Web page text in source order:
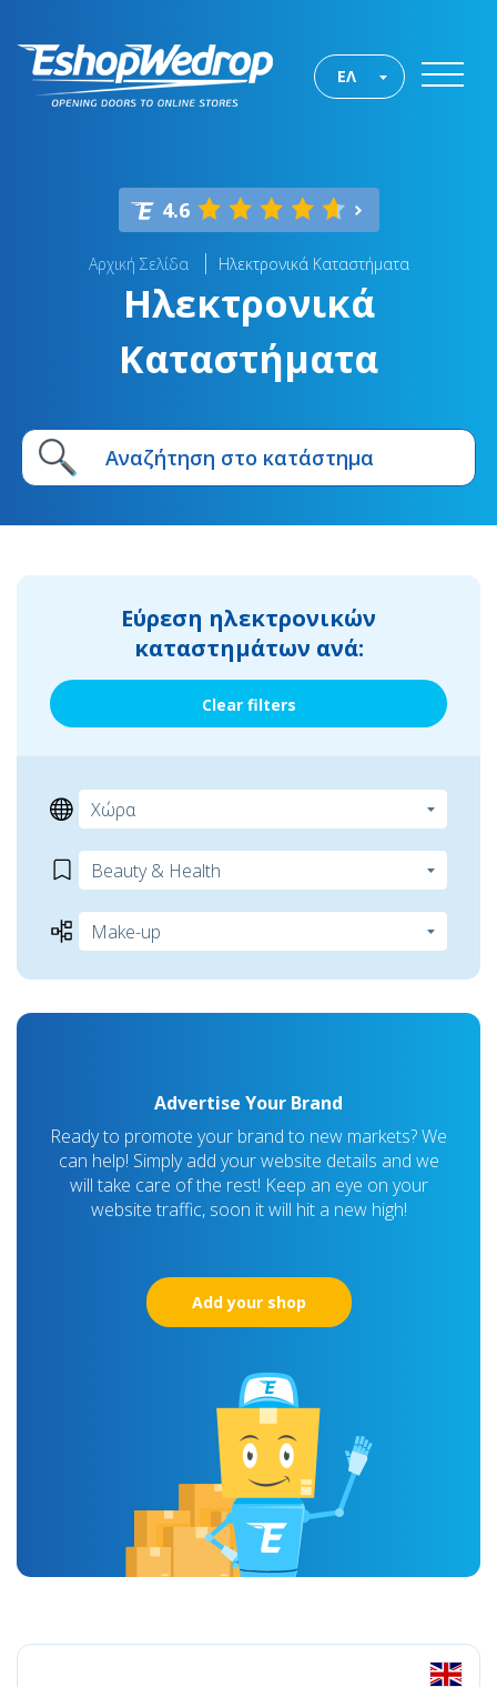
ΕΛ
4.6
Αρχική Σελίδα Ηλεκτρονικά Καταστήματα
Ηλεκτρονικά
Καταστήματα
Εύρεση ηλεκτρονικών
καταστημάτων ανά:
Clear filters
Advertise Your Brand
Ready to promote your brand to new markets? We
can help! Simply add your website details and we
will take care of the rest! Keep an eye on your
website traffic, soon it will hit a new high!
Add your shop